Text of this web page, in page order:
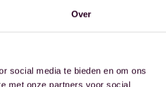
Over
social media te bieden en om ons
met onze partners voor social